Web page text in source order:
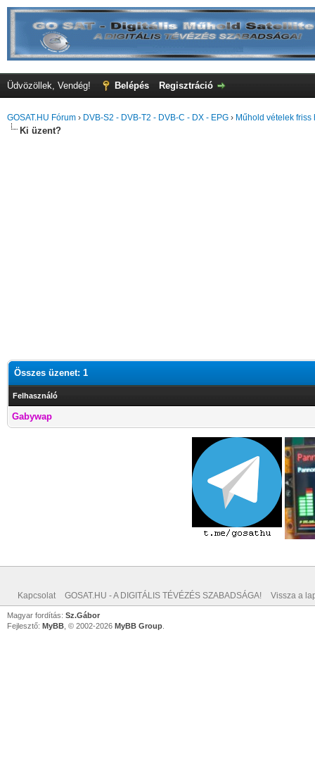
Üdvözöllek, Vendég! Belépés Regisztráció
GOSAT.HU Fórum › DVB-S2 - DVB-T2 - DVB-C - DX - EPG › Műhold vételek friss
Ki üzent?
Összes üzenet: 1
Felhasználó
Gabywap
Kapcsolat GOSAT.HU - A DIGITÁLIS TÉVÉZÉS SZABADSÁGA! Vissza a
Magyar fordítás: Sz.Gábor
Fejlesztő: MyBB , © 2002-2026 MyBB Group